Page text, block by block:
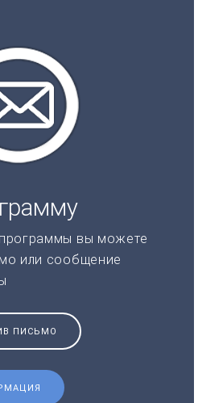
вы можете
или сообщение
ПИСЬМО